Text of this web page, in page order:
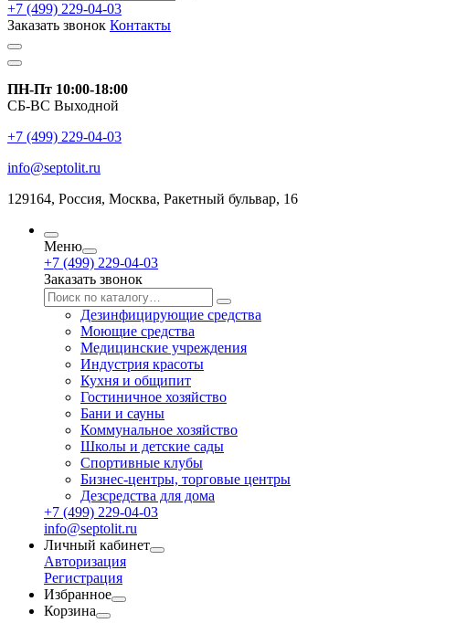
+7 (499) 229-04-03
Заказать звонок Контакты
ПН-Пт 10:00-18:00
СБ-ВС Выходной
+7 (499) 229-04-03
info@septolit.ru
129164, Россия, Москва, Ракетный бульвар, 16
Меню
+7 (499) 229-04-03
Заказать звонок
Дезинфицирующие средства
Моющие средства
Медицинские учреждения
Индустрия красоты
Кухня и общипит
Гостиничное хозяйство
Бани и сауны
Коммунальное хозяйство
Школы и детские сады
Спортивные клубы
Бизнес-центры, торговые центры
Дезсредства для дома
+7 (499) 229-04-03
info@septolit.ru
Личный кабинет
Авторизация
Регистрация
Избранное
Корзина